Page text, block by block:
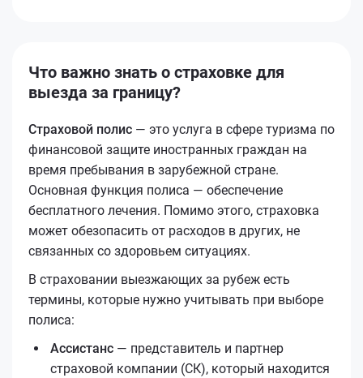
Что важно знать о страховке для
выезда за границу?
Страховой полис — это услуга в сфере туризма по
финансовой защите иностранных граждан на
время пребывания в зарубежной стране.
Основная функция полиса — обеспечение
бесплатного лечения. Помимо этого, страховка
может обезопасить от расходов в других, не
связанных со здоровьем ситуациях.
В страховании выезжающих за рубеж есть
термины, которые нужно учитывать при выборе
полиса:
Ассистанс — представитель и партнер
страховой компании (СК), который находится